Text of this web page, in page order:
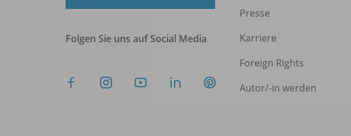
Folgen Sie uns auf Social Media
Presse
Karriere
Foreign Rights
Autor/-in werden